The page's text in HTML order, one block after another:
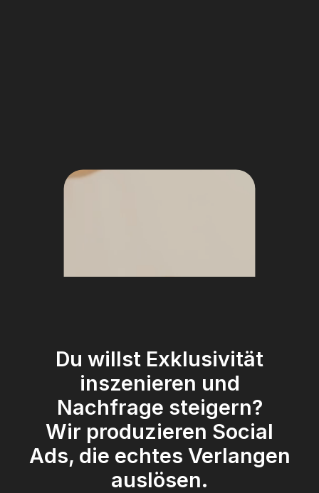
Du willst Exklusivität
inszenieren und
Nachfrage steigern?
Wir produzieren Social
Ads, die echtes Verlangen
auslösen.